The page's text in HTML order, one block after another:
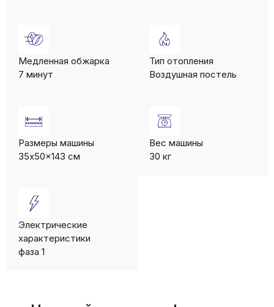
Медленная обжарка
7 минут
Тип отопления
Воздушная постель
Размеры машины
35x50x143 см
Вес машины
30 кг
Электрические
характеристики
фаза 1